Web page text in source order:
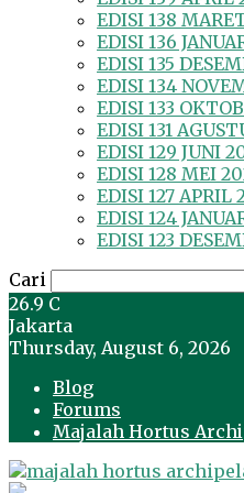
EDISI 138
EDISI 136
EDISI 135
EDISI 134
EDISI 133
EDISI 131
EDISI 129 JUNI
EDISI 128 MEI
EDISI 127 APRIL
EDISI 124
EDISI 123
Cari
26.9 C
Jakarta
Thursday, August 6, 2026
Blog
Forums
Majalah Hortus